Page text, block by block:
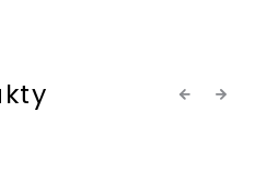
Previous
Next